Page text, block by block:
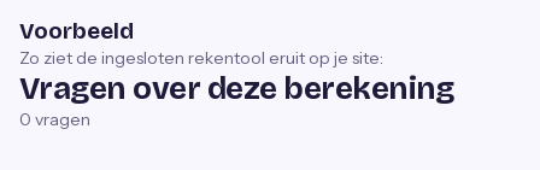
Voorbeeld
Zo ziet de ingesloten rekentool eruit op je site:
Vragen over deze berekening
0 vragen